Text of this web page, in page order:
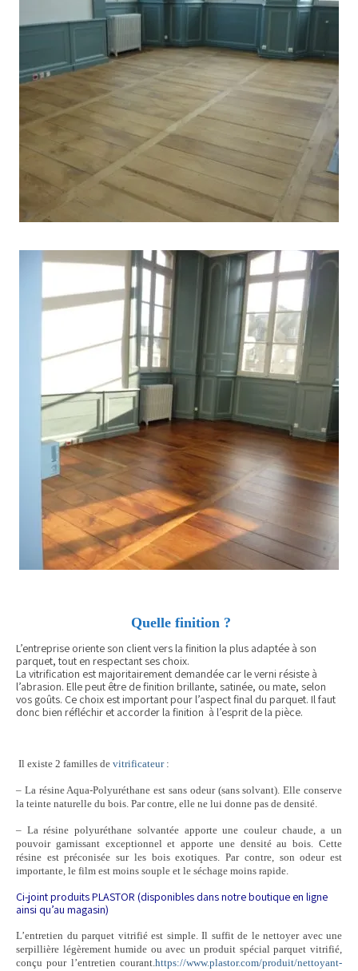
Quelle finition ?
L’entreprise oriente son client vers la finition la plus adaptée à son
parquet, tout en respectant ses choix.
La vitrification est majoritairement demandée car le verni résiste à
l’abrasion. Elle peut être de finition brillante, satinée, ou mate, selon
vos goûts. Ce choix est important pour l’aspect final du parquet. Il faut
donc bien réfléchir et accorder la finition à l’esprit de la pièce.
Il existe 2 familles de vitrificateur:
– La résine Aqua-Polyuréthane est sans odeur (sans solvant). Elle conserve
la teinte naturelle du bois. Par contre, elle ne lui donne pas de densité.
– La résine polyuréthane solvantée apporte une couleur chaude, a un
pouvoir garnissant exceptionnel et apporte une densité au bois. Cette
résine est préconisée sur les bois exotiques. Par contre, son odeur est
importante, le film est moins souple et le séchage moins rapide.
Ci-joint produits PLASTOR (disponibles dans notre boutique en ligne
ainsi qu’au magasin)
L’entretien du parquet vitrifié est simple. Il suffit de le nettoyer avec une
serpillière légèrement humide ou avec un produit spécial parquet vitrifié,
conçu pour l’entretien courant.https://www.plastor.com/produit/nettoyant-